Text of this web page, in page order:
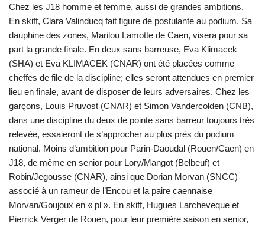
Chez les J18 homme et femme, aussi de grandes ambitions.
En skiff, Clara Valinducq fait figure de postulante au podium. Sa
dauphine des zones, Marilou Lamotte de Caen, visera pour sa
part la grande finale. En deux sans barreuse, Eva Klimacek
(SHA) et Eva KLIMACEK (CNAR) ont été placées comme
cheffes de file de la discipline; elles seront attendues en premier
lieu en finale, avant de disposer de leurs adversaires. Chez les
garçons, Louis Pruvost (CNAR) et Simon Vandercolden (CNB),
dans une discipline du deux de pointe sans barreur toujours très
relevée, essaieront de s’approcher au plus près du podium
national. Moins d’ambition pour Parin-Daoudal (Rouen/Caen) en
J18, de même en senior pour Lory/Mangot (Belbeuf) et
Robin/Jegousse (CNAR), ainsi que Dorian Morvan (SNCC)
associé à un rameur de l’Encou et la paire caennaise
Morvan/Goujoux en « pl ». En skiff, Hugues Larcheveque et
Pierrick Verger de Rouen, pour leur première saison en senior,